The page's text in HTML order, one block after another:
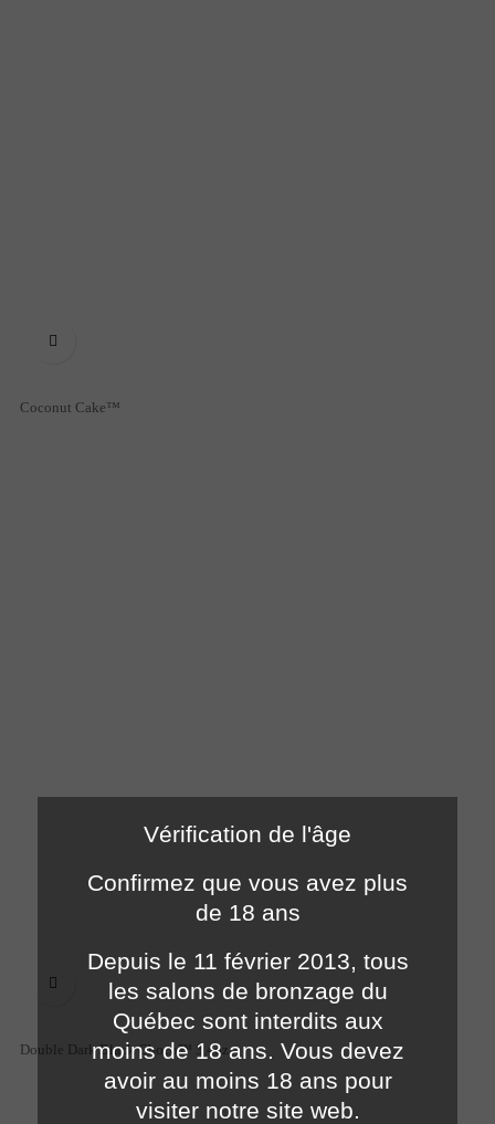

Coconut Cake™

Double Dark Black Choco™ 3.4oz
Vérification de l'âge
Confirmez que vous avez plus
de 18 ans
Depuis le 11 février 2013, tous
les salons de bronzage du
Québec sont interdits aux
moins de 18 ans. Vous devez
avoir au moins 18 ans pour
visiter notre site web.